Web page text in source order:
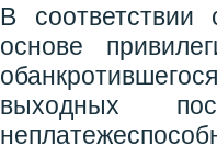
В
основе
выходных